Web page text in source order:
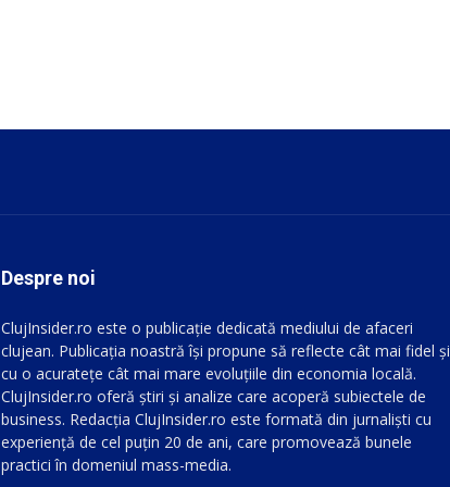
Despre noi
ClujInsider.ro este o publicație dedicată mediului de afaceri
clujean. Publicația noastră își propune să reflecte cât mai fidel și
cu o acuratețe cât mai mare evoluțiile din economia locală.
ClujInsider.ro oferă știri și analize care acoperă subiectele de
business. Redacția ClujInsider.ro este formată din jurnaliști cu
experiență de cel puțin 20 de ani, care promovează bunele
practici în domeniul mass-media.